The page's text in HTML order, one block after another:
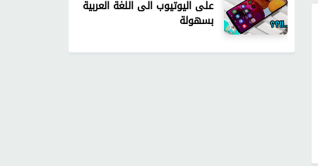
على اليوتيوب الى اللغة العربية
بسهولة